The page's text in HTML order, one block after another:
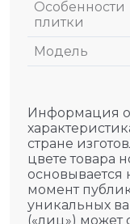
Особенности
плитки
Модель
Информация о
стране
цвете товара
основывается
момент
уникальных
(«лиц») может